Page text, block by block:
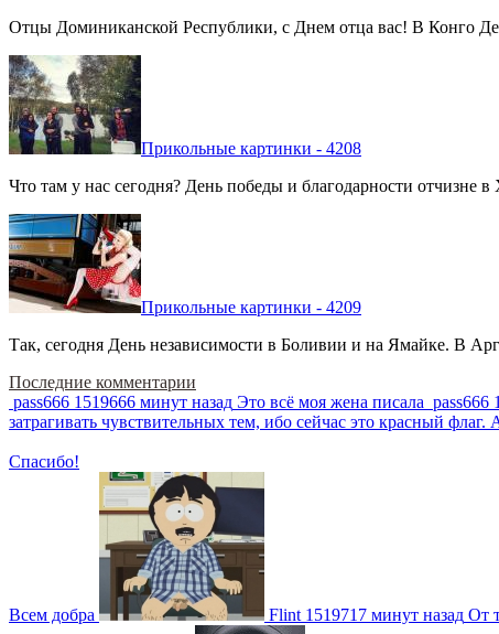
Отцы Доминиканской Республики, с Днем отца вас! В Конго
Прикольные картинки - 4208
Что там у нас сегодня? День победы и благодарности
Прикольные картинки - 4209
Так, сегодня День независимости в Боливии и на Ямайке. В
Последние комментарии
pass666 1519666 минут назад Это всё моя жена писала pass666
затрагивать чувствительных тем, ибо сейчас это красный
Спасибо!
Всем добра Flint 1519717 минут назад От